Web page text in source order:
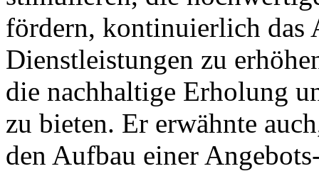
fördern, kontinuierlich das
Dienstleistungen zu
die nachhaltige Erholung
zu bieten. Er erwähnte
den Aufbau einer